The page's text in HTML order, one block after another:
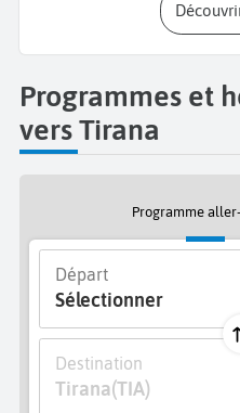
Programmes et
vers Tirana
Programme
Départ
Sélectionner
Destination
Tirana(TIA)